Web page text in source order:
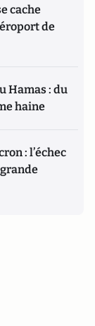
cache
de
Hamas : du
haine
: l’échec